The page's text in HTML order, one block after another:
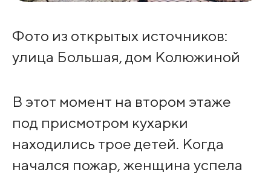
Фото из открытых источников:
улица Большая, дом Колюжиной
В этот момент на втором этаже
под присмотром кухарки
находились трое детей. Когда
начался пожар, женщина успела